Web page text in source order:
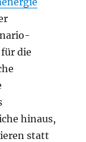
die
hinaus,
statt